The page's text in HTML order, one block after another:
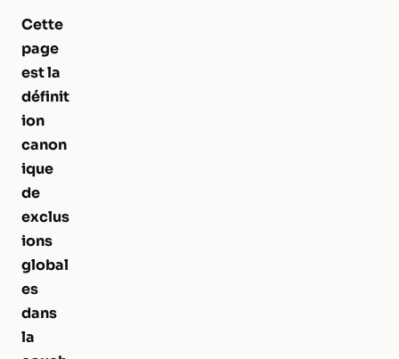
Cette
page
est la
définit
ion
canon
ique
de
exclus
ions
global
es
dans
la